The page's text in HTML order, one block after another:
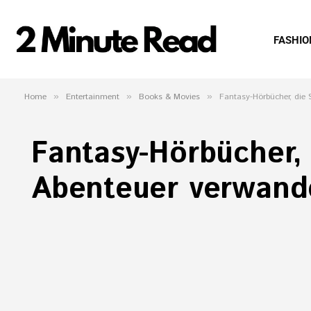
Home » Entertainment » Books & Movies » Fantasy-Hörbücher,
Fantasy-
Abenteuer